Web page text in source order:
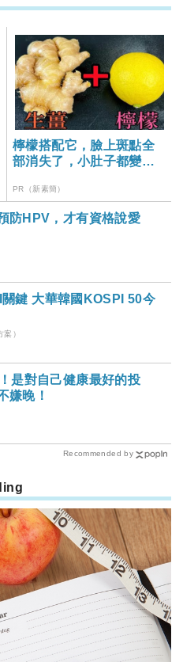
檸檬搭配它，臉上斑點全
部消失了，小肚子都變平
PR（新素簡）
防HPV，才有資格說愛
鍵 大華韓國KOSPI 50今
）
是對自己健康最好的投
嫌晚！
Recommended by